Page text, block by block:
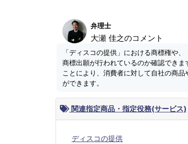
弁理士
大瀬 佳之のコメント
「ディスコの提供」における商標権や
商標出願が行われているのか確認でき
ことにより、消費者に対して自社の商
ができます。
関連指定商品・指定役務(サービス)
ディスコの提供